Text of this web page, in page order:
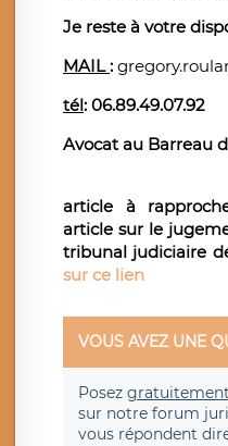
Je reste à votre
MAIL:
tél: 06.89.49.07.92
Avocat au Barreau
article à
article sur le
tribunal judiciaire
sur ce lien
VOUS AVEZ UNE
Posez gratuitement
sur notre forum
vous répondent